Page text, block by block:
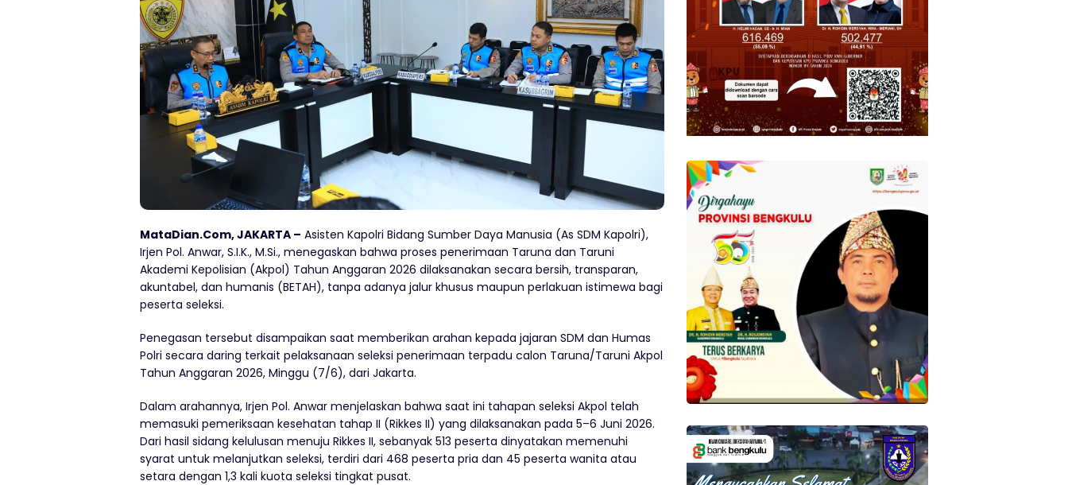
MataDian.Com, JAKARTA – Asisten Kapolri Bidang Sumber Daya Manusia (As SDM Kapolri),
Irjen Pol. Anwar, S.I.K., M.Si., menegaskan bahwa proses penerimaan Taruna dan Taruni
Akademi Kepolisian (Akpol) Tahun Anggaran 2026 dilaksanakan secara bersih, transparan,
akuntabel, dan humanis (BETAH), tanpa adanya jalur khusus maupun perlakuan istimewa bagi
peserta seleksi.
Penegasan tersebut disampaikan saat memberikan arahan kepada jajaran SDM dan Humas
Polri secara daring terkait pelaksanaan seleksi penerimaan terpadu calon Taruna/Taruni Akpol
Tahun Anggaran 2026, Minggu (7/6), dari Jakarta.
Dalam arahannya, Irjen Pol. Anwar menjelaskan bahwa saat ini tahapan seleksi Akpol telah
memasuki pemeriksaan kesehatan tahap II (Rikkes II) yang dilaksanakan pada 5–6 Juni 2026.
Dari hasil sidang kelulusan menuju Rikkes II, sebanyak 513 peserta dinyatakan memenuhi
syarat untuk melanjutkan seleksi, terdiri dari 468 peserta pria dan 45 peserta wanita atau
setara dengan 1,3 kali kuota seleksi tingkat pusat.